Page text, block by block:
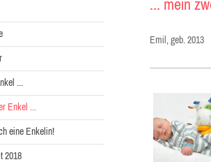
... mein
Emil, geb. 2013
...
Enkel ...
eine Enkelin!
2018